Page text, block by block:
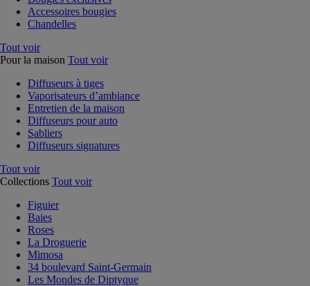
Accessoires bougies
Chandelles
Tout voir
Pour la maison Tout voir
Diffuseurs à tiges
Vaporisateurs d’ambiance
Entretien de la maison
Diffuseurs pour auto
Sabliers
Diffuseurs signatures
Tout voir
Collections Tout voir
Figuier
Baies
Roses
La Droguerie
Mimosa
34 boulevard Saint-Germain
Les Mondes de Diptyque